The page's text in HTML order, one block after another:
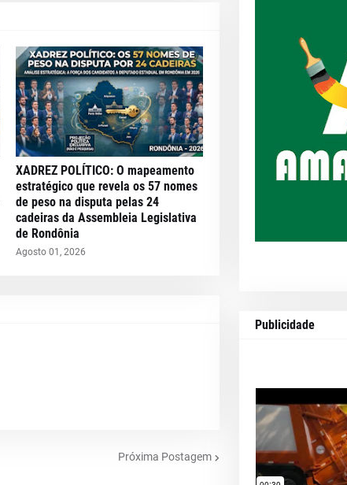
XADREZ POLÍTICO: O mapeamento
estratégico que revela os 57 nomes
de peso na disputa pelas 24
cadeiras da Assembleia Legislativa
de Rondônia
Agosto 01, 2026
Próxima Postagem
Publicidade